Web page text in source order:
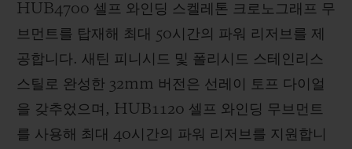
HUB4700 셀프 와인딩 스켈레톤 크로노그래프 무
브먼트를 탑재해 최대 50시간의 파워 리저브를 제
공합니다. 새틴 피니시드 및 폴리시드 스테인리스
스틸로 완성한 32mm 버전은 선레이 토프 다이얼
을 갖추었으며, HUB1120 셀프 와인딩 무브먼트
를 사용해 최대 40시간의 파워 리저브를 지원합니